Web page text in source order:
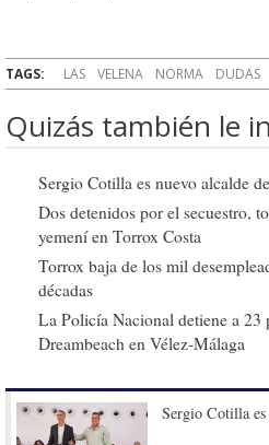
TAGS: LAS VELENA NORMA DUDAS
Quizás también le
Sergio Cotilla es nuevo alcalde
Dos detenidos por el secuestro,
yemení en Torrox Costa
Torrox baja de los mil
décadas
La Policía Nacional detiene a 23
Dreambeach en Vélez-Málaga
Sergio Cotilla